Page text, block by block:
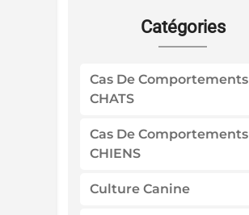
Catégories
Cas De Comportements
CHATS
Cas De Comportements
CHIENS
Culture Canine